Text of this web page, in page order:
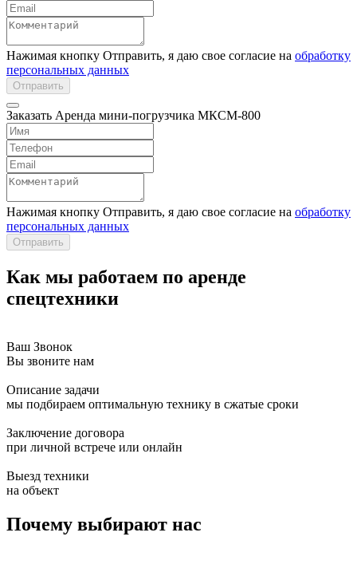
Нажимая кнопку Отправить, я даю свое согласие на обработку
персональных данных
Отправить
Заказать Аренда мини-погрузчика МКСМ-800
Нажимая кнопку Отправить, я даю свое согласие на обработку
персональных данных
Отправить
Как мы работаем по аренде
спецтехники
Ваш Звонок
Вы звоните нам
Описание задачи
мы подбираем оптимальную технику в сжатые сроки
Заключение договора
при личной встрече или онлайн
Выезд техники
на объект
Почему выбирают нас